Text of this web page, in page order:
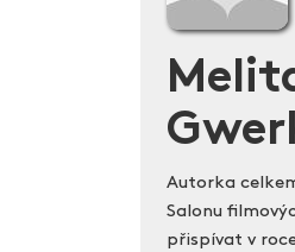
Autorka
Salonu
přispívat v